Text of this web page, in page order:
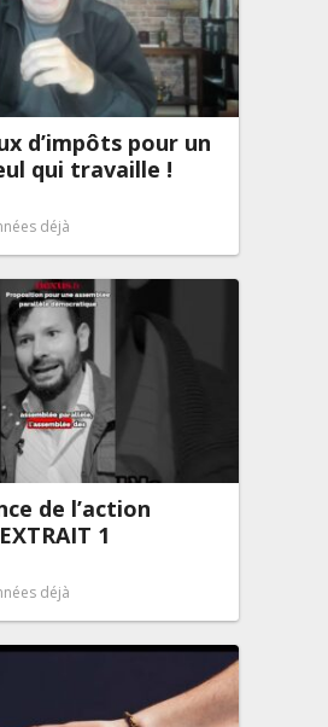
d’impôts pour un
qui travaille !
déjà
de l’action
1
déjà